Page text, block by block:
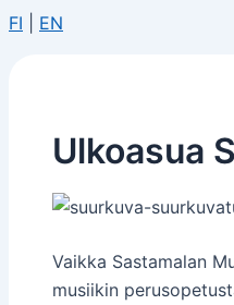
FI EN
Ulkoasua
Vaikka Sastamalan
musiikin